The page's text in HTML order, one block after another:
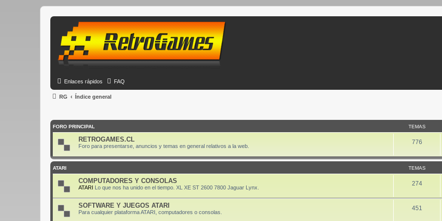
Enlaces rápidos FAQ
RG
Índice general
FORO PRINCIPAL TEMAS
RETROGAMES.CL
Foro para presentarse, anuncios y temas en general relativos a la web.
776
ATARI TEMAS
COMPUTADORES Y CONSOLAS
ATARI Lo que nos ha unido en el tiempo. XL XE ST 2600 7800 Jaguar Lynx.
274
SOFTWARE Y JUEGOS ATARI
Para cualquier plataforma ATARI, computadores o consolas.
451